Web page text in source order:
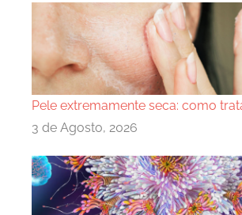
Pele extremamente seca: como
3 de Agosto, 2026